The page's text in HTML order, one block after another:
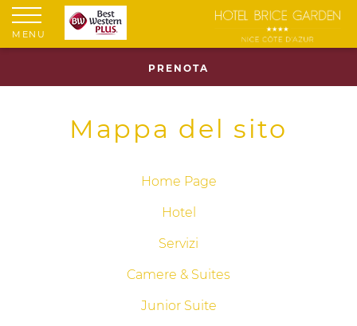
MENU
PRENOTA
Mappa del sito
Home Page
Hotel
Servizi
Camere & Suites
Junior Suite